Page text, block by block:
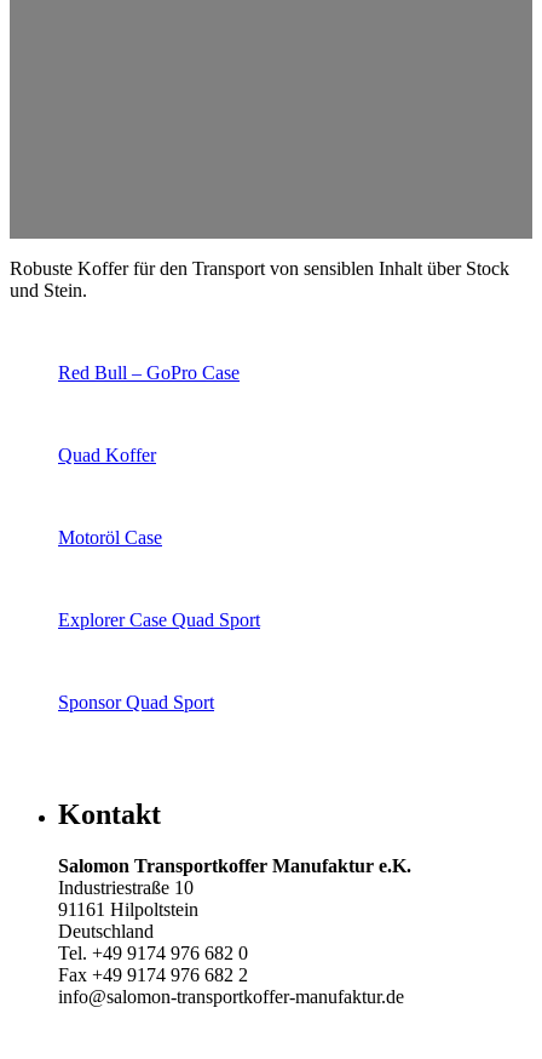
Robuste Koffer für den Transport von sensiblen Inhalt über Stock
und Stein.
Red Bull – GoPro Case
Quad Koffer
Motoröl Case
Explorer Case Quad Sport
Sponsor Quad Sport
Kontakt
Salomon Transportkoffer Manufaktur e.K.
Industriestraße 10
91161 Hilpoltstein
Deutschland
Tel. +49 9174 976 682 0
Fax +49 9174 976 682 2
info@salomon-transportkoffer-manufaktur.de